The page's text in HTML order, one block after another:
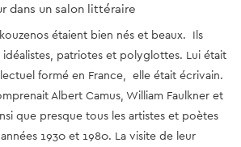
dans un salon littéraire
étaient bien nés et beaux. Ils
idéalistes, patriotes et polyglottes. Lui était
formé en France, elle était écrivain.
Albert Camus, William Faulkner et
que presque tous les artistes et poètes
1930 et 1980. La visite de leur